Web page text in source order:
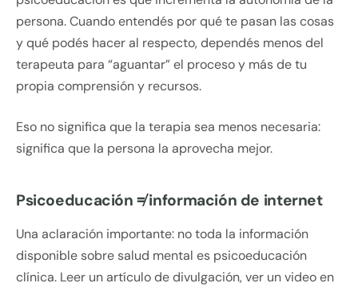
persona. Cuando entendés por qué te pasan las cosas
y qué podés hacer al respecto, dependés menos del
terapeuta para “aguantar” el proceso y más de tu
propia comprensión y recursos.
Eso no significa que la terapia sea menos necesaria:
significa que la persona la aprovecha mejor.
Psicoeducación ≠ información de internet
Una aclaración importante: no toda la información
disponible sobre salud mental es psicoeducación
clínica. Leer un artículo de divulgación, ver un video en